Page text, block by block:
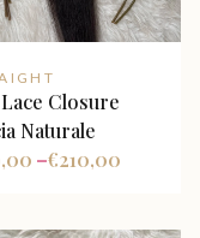
Closure
Naturale
– 210,00
€